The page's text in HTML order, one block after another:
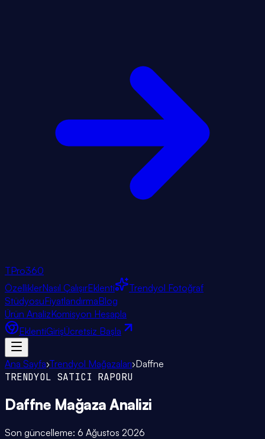
TPro360
ÖzelliklerNasıl ÇalışırEklenti
Trendyol Fotoğraf
StüdyosuFiyatlandırmaBlog
Ürün AnalizKomisyon Hesapla
EklentiGirişÜcretsiz Başla
Ana Sayfa›Trendyol Mağazaları›Daffne
TRENDYOL SATICI RAPORU
Daffne Mağaza Analizi
Son güncelleme: 6 Ağustos 2026